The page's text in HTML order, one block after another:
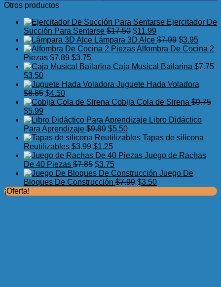
Otros productos
Ejercitador De
Succión Para Sentarse $17.50 El
precio
original
$17.50.
$11.99
precio
actual
$11.99.
Lámpara 3D Alce $7.99 El
precio
era:
$3.95El
precio
es:
Alfombra De Cocina 2
Piezas $7.89 El
precio
era:
$3.75El
precio
es:
Caja Musical Bailarina $7.75
El
precio
original
era:
$7.75.
$3.50El
precio
actual
es:
Juguete Hada Voladora
$8.85 El
precio
era:
$8.85.
$4.50El
precio
es:
$4.50.
Cobija Cola de Sirena $9.75
El
precio
original
era:
$9.75.
$5.99
precio
actual
es:
$5.99.
Libro Didáctico
Para Aprendizaje $9.89 El
precio
original
era:
$9.89.
$5.50El
precio
es:
Tapas de silicona
Reutilizables $3.99 El
precio
original
era:
$3.99.
$1.25El
precio
actual
es:
$1.25.
Juego de Rachas
De 40 Piezas $7.85 El
precio
original
$3.75El
precio
actual
Juego De
Bloques De Construcción $7.99 El
$3.50El
¡Oferta!